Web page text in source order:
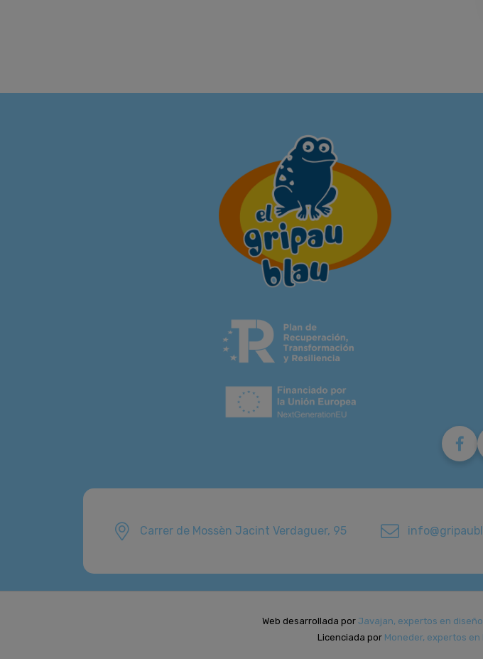
Carrer de Mossèn Jacint Verdaguer, 95
Web desarrollada por Javajan, expertos en
Licenciada por Moneder, expertos